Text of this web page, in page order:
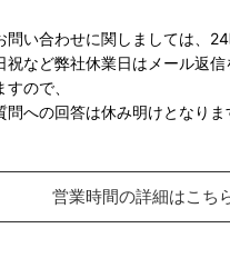
問い合わせに関しましては、24
祝など弊社休業日はメール返
ので、
問への回答は休み明けとなりま
営業時間の詳細はこち